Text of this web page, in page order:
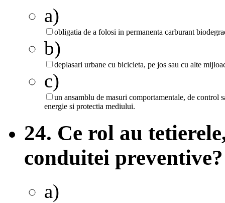
a)
obligatia de a folosi in permanenta carburant
b)
deplasari urbane cu bicicleta, pe jos sau cu alte
c)
un ansamblu de masuri comportamentale, de control
energie si protectia mediului.
24. Ce rol au
conduitei preventive?
a)